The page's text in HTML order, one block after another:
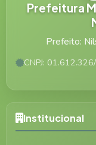
Prefeitura
Prefeito:
CNPJ:
Institucional